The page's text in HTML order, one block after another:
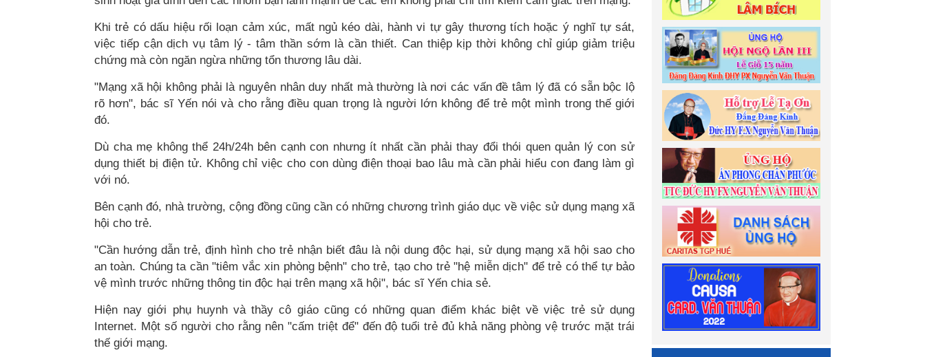
Khi trẻ có dấu hiệu rối loạn cảm xúc, mất ngủ kéo dài, hành vi tự gây thương tích hoặc ý nghĩ tự sát,
việc tiếp cận dịch vụ tâm lý - tâm thần sớm là cần thiết. Can thiệp kịp thời không chỉ giúp giảm triệu
chứng mà còn ngăn ngừa những tổn thương lâu dài.
"Mạng xã hội không phải là nguyên nhân duy nhất mà thường là nơi các vấn đề tâm lý đã có sẵn bộc lộ
rõ hơn", bác sĩ Yến nói và cho rằng điều quan trọng là người lớn không để trẻ một mình trong thế giới
đó.
Dù cha mẹ không thể 24h/24h bên cạnh con nhưng ít nhất cần phải thay đổi thói quen quản lý con sử
dụng thiết bị điện tử. Không chỉ việc cho con dùng điện thoại bao lâu mà cần phải hiểu con đang làm gì
với nó.
Bên cạnh đó, nhà trường, cộng đồng cũng cần có những chương trình giáo dục về việc sử dụng mạng xã
hội cho trẻ.
"Cần hướng dẫn trẻ, định hình cho trẻ nhận biết đâu là nội dung độc hại, sử dụng mạng xã hội sao cho
an toàn. Chúng ta cần "tiêm vắc xin phòng bệnh" cho trẻ, tạo cho trẻ "hệ miễn dịch" để trẻ có thể tự bảo
vệ mình trước những thông tin độc hại trên mạng xã hội", bác sĩ Yến chia sẻ.
Hiện nay giới phụ huynh và thầy cô giáo cũng có những quan điểm khác biệt về việc trẻ sử dụng
Internet. Một số người cho rằng nên "cấm triệt để" đến độ tuổi trẻ đủ khả năng phòng vệ trước mặt trái
thế giới mạng.